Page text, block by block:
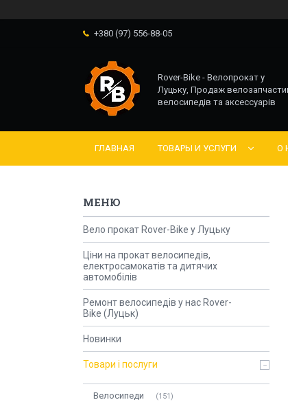
+380 (97) 556-88-05
Rover-Bike - Велопрокат у
Луцьку, Продаж
велосипедів та аксессуарів
ГЛАВНАЯ ТОВАРЫ И УСЛУГИ О
Вело прокат Rover-Bike у Луцьку
Ціни на прокат велосипедів,
електросамокатів та дитячих
автомобілів
Ремонт велосипедів у нас Rover-
Bike (Луцьк)
Новинки
Товари і послуги
Велосипеди 151